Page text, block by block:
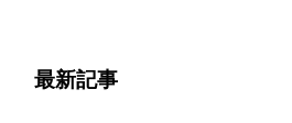
最新記事